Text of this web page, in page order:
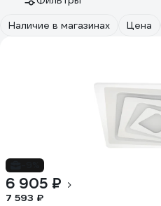
Наличие в магазинах
Цена
6 905 ₽
7 593 ₽